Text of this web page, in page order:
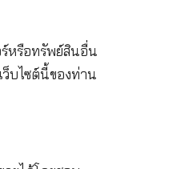
คลอื่นใดที่เกี่ยวข้องกับการ
ต จากอันตราย ความสูญห
เพียง ค่าเสียหายทางตรง ค่
นดข้างต้น เคดับบลิวไอ ป